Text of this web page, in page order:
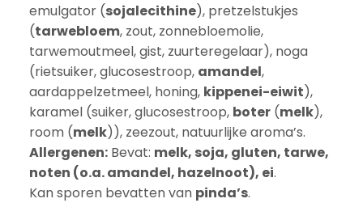
emulgator (sojalecithine), pretzelstukjes
(tarwebloem, zout, zonnebloemolie,
tarwemoutmeel, gist, zuurteregelaar), noga
(rietsuiker, glucosestroop, amandel,
aardappelzetmeel, honing, kippenei-eiwit),
karamel (suiker, glucosestroop, boter(melk),
room (melk)), zeezout, natuurlijke aroma’s.
Allergenen:Bevat: melk, soja, gluten, tarwe,
noten (o.a. amandel, hazelnoot), ei.
Kan sporen bevatten van pinda’s.